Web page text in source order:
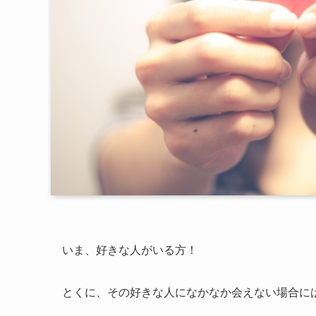
いま、好きな人がいる方！
とくに、その好きな人になかなか会えない場合に